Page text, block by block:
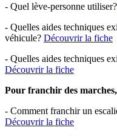
- Quel lève-personne utiliser?
- Quelles aides techniques
véhicule? Découvrir la fiche
- Quelles aides techniques
Découvrir la fiche
Pour franchir des
- Comment franchir un
Découvrir la fiche